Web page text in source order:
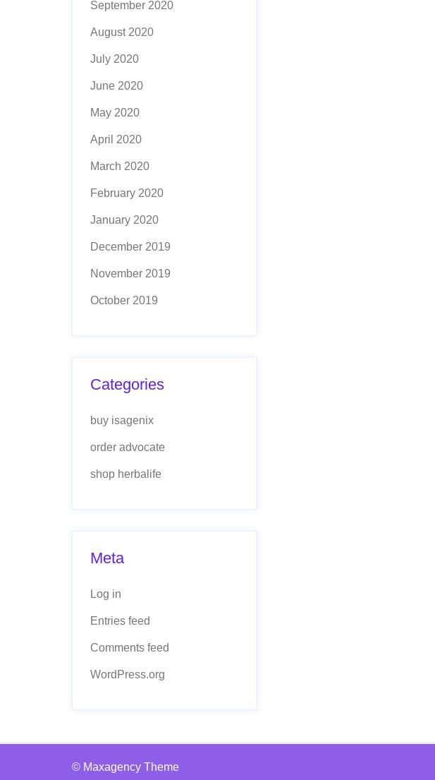
September 2020
August 2020
July 2020
June 2020
May 2020
April 2020
March 2020
February 2020
January 2020
December 2019
November 2019
October 2019
Categories
buy isagenix
order advocate
shop herbalife
Meta
Log in
Entries feed
Comments feed
WordPress.org
© Maxagency Theme